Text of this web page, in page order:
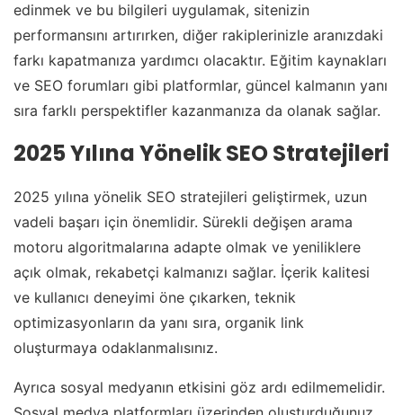
edinmek ve bu bilgileri uygulamak, sitenizin
performansını artırırken, diğer rakiplerinizle aranızdaki
farkı kapatmanıza yardımcı olacaktır. Eğitim kaynakları
ve SEO forumları gibi platformlar, güncel kalmanın yanı
sıra farklı perspektifler kazanmanıza da olanak sağlar.
2025 Yılına Yönelik SEO Stratejileri
2025 yılına yönelik SEO stratejileri geliştirmek, uzun
vadeli başarı için önemlidir. Sürekli değişen arama
motoru algoritmalarına adapte olmak ve yeniliklere
açık olmak, rekabetçi kalmanızı sağlar. İçerik kalitesi
ve kullanıcı deneyimi öne çıkarken, teknik
optimizasyonların da yanı sıra, organik link
oluşturmaya odaklanmalısınız.
Ayrıca sosyal medyanın etkisini göz ardı edilmemelidir.